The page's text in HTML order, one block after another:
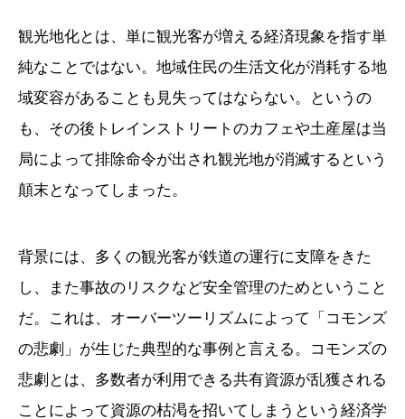
観光地化とは、単に観光客が増える経済現象を指す単
純なことではない。地域住民の生活文化が消耗する地
域変容があることも見失ってはならない。というの
も、その後トレインストリートのカフェや土産屋は当
局によって排除命令が出され観光地が消滅するという
顛末となってしまった。
背景には、多くの観光客が鉄道の運行に支障をきた
し、また事故のリスクなど安全管理のためということ
だ。これは、オーバーツーリズムによって「コモンズ
の悲劇」が生じた典型的な事例と言える。コモンズの
悲劇とは、多数者が利用できる共有資源が乱獲される
ことによって資源の枯渇を招いてしまうという経済学